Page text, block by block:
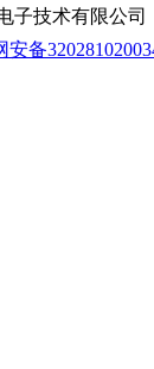
子技术有限公司
安备